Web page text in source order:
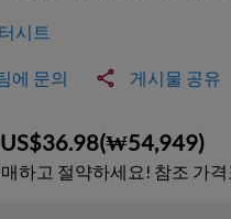
시트
에 문의 게시물 공유
US$36.98(₩54,949)
하고 절약하세요! 참조 가격